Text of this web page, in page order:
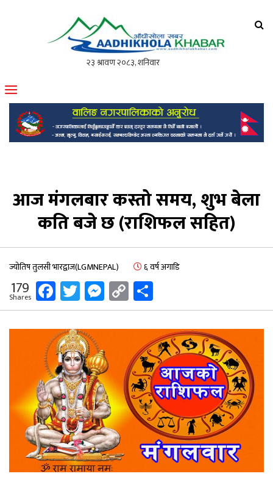
मोफसलकै लोकप्रिय अनलाइन पत्रिका
आज मंगलबार कस्तो समय, शुभ बेला
कति बजे छ (राशिफल सहित)
ज्योतिष तुलसी भारद्वाज(LGMNEPAL) ६ वर्ष अगाडि
179
Shares Facebook
Twitter
Messenger
Copy
Link